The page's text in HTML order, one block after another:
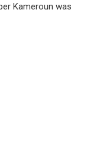
Kameroun was